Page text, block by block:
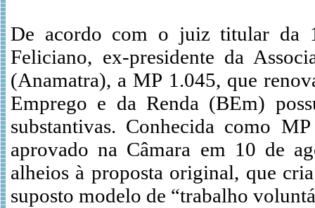
De acordo com o juiz titular da
Feliciano, ex-presidente da
(Anamatra), a MP 1.045, que
Emprego e da Renda (BEm)
substantivas. Conhecida como
aprovado na Câmara em 10 de
alheios à proposta original, que
suposto modelo de “trabalho